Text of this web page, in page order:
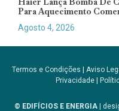
Para Aquecimento
Agosto 4, 2026
Termos e Condições Aviso
Privacidade|
© EDIFÍCIOS E ENERGIA |